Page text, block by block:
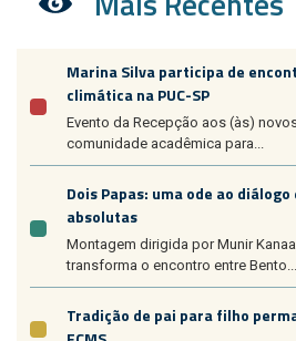
Marina Silva participa de
climática na PUC-SP
Evento da Recepção aos (às)
comunidade acadêmica para...
Dois Papas: uma ode ao
absolutas
Montagem dirigida por Munir
transforma o encontro entre Bento...
Tradição de pai para filho